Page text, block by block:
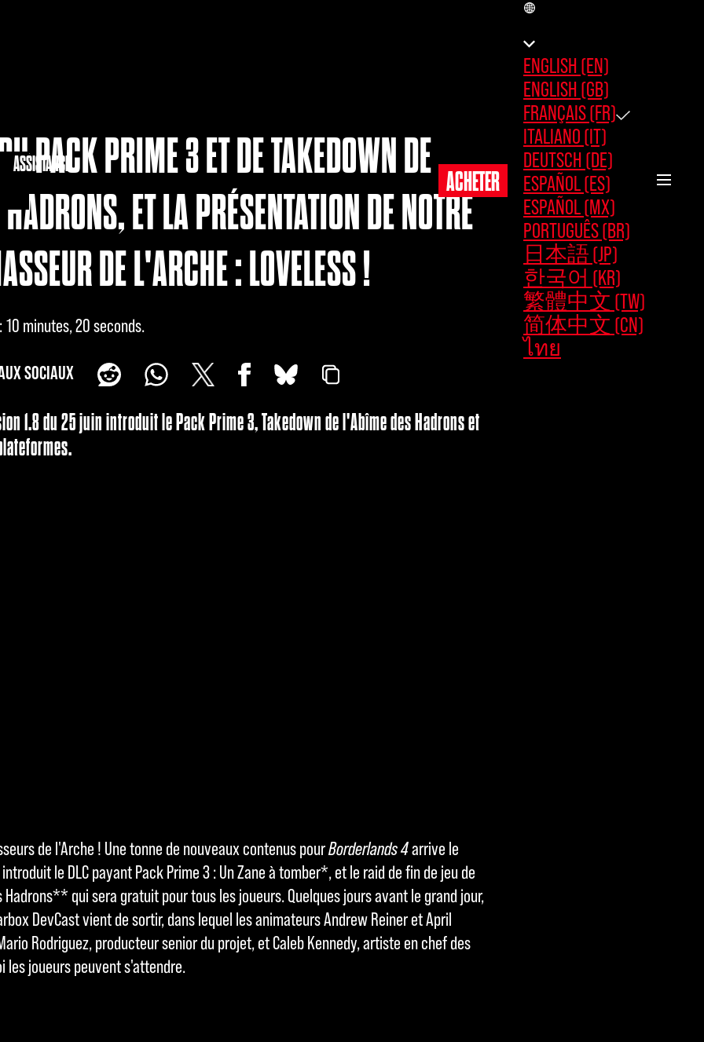
ASSISTANCE
ACHETER
ENGLISH (EN)
ENGLISH (GB)
FRANÇAIS (FR)
ITALIANO (IT)
DEUTSCH (DE)
ESPAÑOL (ES)
ESPAÑOL (MX)
PORTUGUÊS (BR)
日本語 (JP)
한국어 (KR)
繁體中文 (TW)
简体中文 (CN)
ไทย
PACK PRIME 3 ET DE TAKEDOWN DE
ET LA PRÉSENTATION DE NOTRE
DE L'ARCHE : LOVELESS !
10 minutes, 20 seconds
SOCIAUX
1.8 du 25 juin introduit le Pack Prime 3, Takedown de l'Abîme des Hadrons et
de l'Arche ! Une tonne de nouveaux contenus pourBorderlands 4arrive le
le DLC payant Pack Prime 3 : Un Zane à tomber*, et le raid de fin de jeu de
Hadrons** qui sera gratuit pour tous les joueurs. Quelques jours avant le grand jour,
DevCast vient de sortir, dans lequel les animateurs Andrew Reiner et April
Rodriguez, producteur senior du projet, et Caleb Kennedy, artiste en chef des
les joueurs peuvent s'attendre.